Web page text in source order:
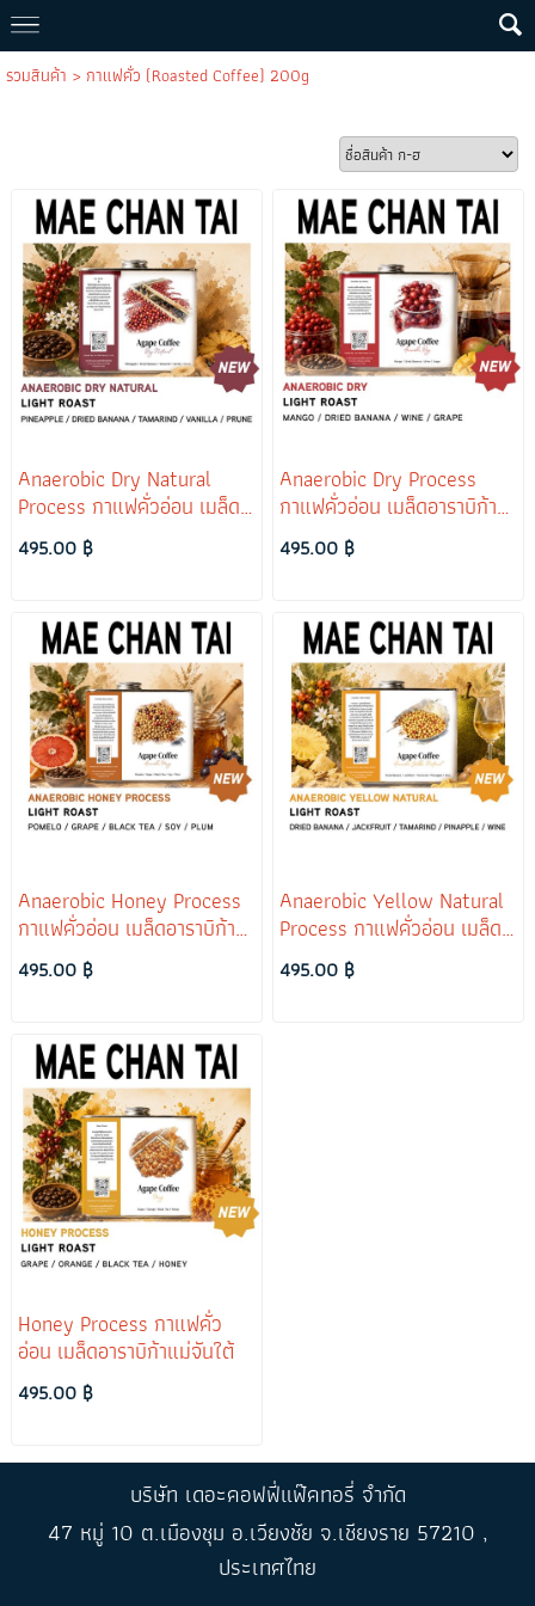
รวมสินค้า >กาแฟคั่ว (Roasted Coffee) 200g
Anaerobic Dry Natural
Process กาแฟคั่วอ่อน เมล็ด
อาราบิก้าแม่จันใต้
495.00 ฿
Anaerobic Dry Process
กาแฟคั่วอ่อน เมล็ดอาราบิก้า
แม่จันใต้
495.00 ฿
Anaerobic Honey Process
กาแฟคั่วอ่อน เมล็ดอาราบิก้า
แม่จันใต้
495.00 ฿
Anaerobic Yellow Natural
Process กาแฟคั่วอ่อน เมล็ด
อาราบิก้าแม่จันใต้
495.00 ฿
Honey Process กาแฟคั่ว
อ่อน เมล็ดอาราบิก้าแม่จันใต้
495.00 ฿
บริษัท เดอะคอฟฟี่แฟ๊คทอรี่ จำกัด
47 หมู่ 10 ต.เมืองชุม อ.เวียงชัย จ.เชียงราย 57210 ,
ประเทศไทย